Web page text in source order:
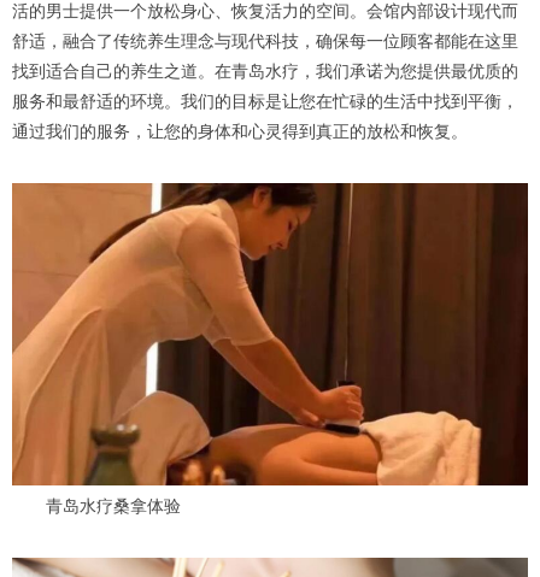
活的男士提供一个放松身心、恢复活力的空间。会馆内部设计现代而
舒适，融合了传统养生理念与现代科技，确保每一位顾客都能在这里
找到适合自己的养生之道。在青岛水疗，我们承诺为您提供最优质的
服务和最舒适的环境。我们的目标是让您在忙碌的生活中找到平衡，
通过我们的服务，让您的身体和心灵得到真正的放松和恢复。
青岛水疗桑拿体验